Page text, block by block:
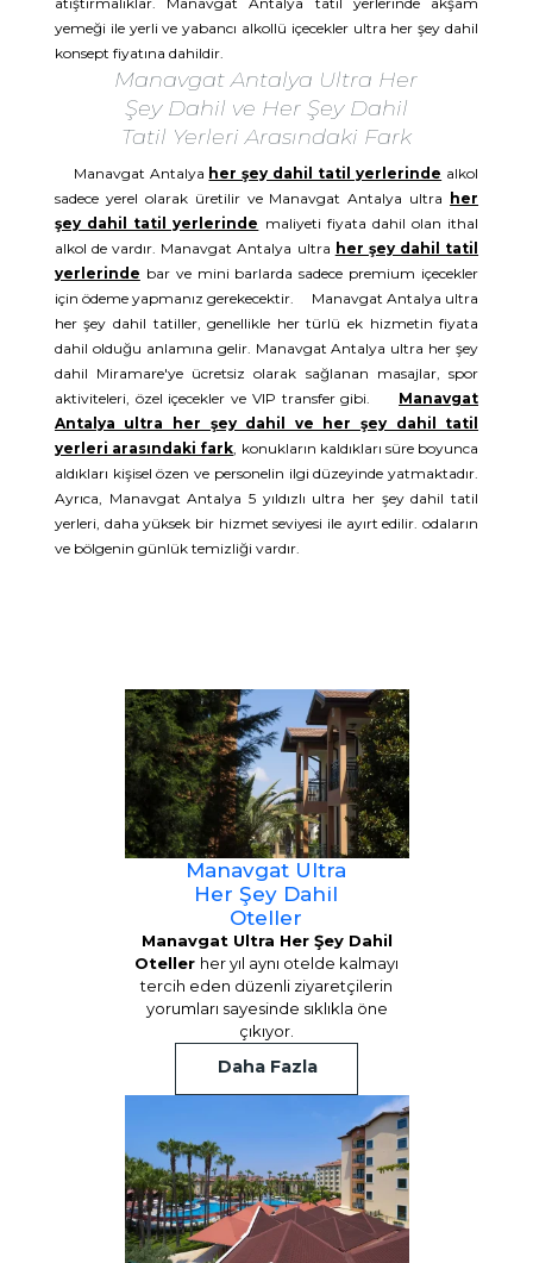
yemeği ile yerli ve yabancı alkollü içecekler ultra her şey dahil
konsept fiyatına dahildir.
Manavgat Antalya Ultra Her
Şey Dahil ve Her Şey Dahil
Tatil Yerleri Arasındaki Fark
Manavgat Antalya her şey dahil tatil yerlerinde alkol
sadece yerel olarak üretilir ve Manavgat Antalya ultra her
şey dahil tatil yerlerinde maliyeti fiyata dahil olan ithal
alkol de vardır. Manavgat Antalya ultra her şey dahil tatil
yerlerinde bar ve mini barlarda sadece premium içecekler
için ödeme yapmanız gerekecektir. Manavgat Antalya ultra
her şey dahil tatiller, genellikle her türlü ek hizmetin fiyata
dahil olduğu anlamına gelir. Manavgat Antalya ultra her şey
dahil Miramare'ye ücretsiz olarak sağlanan masajlar, spor
aktiviteleri, özel içecekler ve VIP transfer gibi. Manavgat
Antalya ultra her şey dahil ve her şey dahil tatil
yerleri arasındaki fark, konukların kaldıkları süre boyunca
aldıkları kişisel özen ve personelin ilgi düzeyinde yatmaktadır.
Ayrıca, Manavgat Antalya 5 yıldızlı ultra her şey dahil tatil
yerleri, daha yüksek bir hizmet seviyesi ile ayırt edilir. odaların
ve bölgenin günlük temizliği vardır.
Manavgat Ultra
Her Şey Dahil
Oteller
Manavgat Ultra Her Şey Dahil
Oteller her yıl aynı otelde kalmayı
tercih eden düzenli ziyaretçilerin
yorumları sayesinde sıklıkla öne
çıkıyor.
Daha Fazla